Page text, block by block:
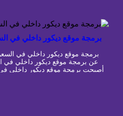
برمجة موقع ديكور داخلي في
برمجة موقع ديكور داخلي في
عن برمجة موقع ديكور داخلي في
أصبحت برمجة موقع ديكور داخلي في